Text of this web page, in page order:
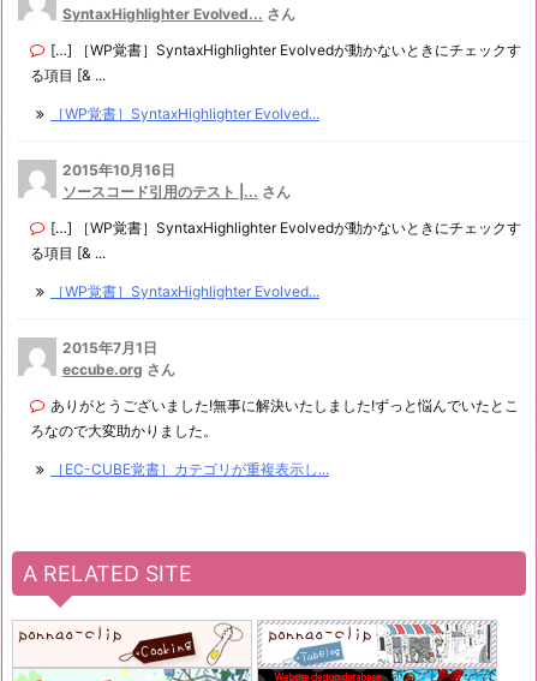
SyntaxHighlighter Evolved... さん
[…] ［WP覚書］SyntaxHighlighter Evolvedが動かないときにチェックす
る項目 [& ...
［WP覚書］SyntaxHighlighter Evolved...
2015年10月16日
ソースコード引用のテスト |... さん
[…] ［WP覚書］SyntaxHighlighter Evolvedが動かないときにチェックす
る項目 [& ...
［WP覚書］SyntaxHighlighter Evolved...
2015年7月1日
eccube.org さん
ありがとうございました!無事に解決いたしました!ずっと悩んでいたとこ
ろなので大変助かりました。
［EC-CUBE覚書］カテゴリが重複表示し...
A RELATED SITE